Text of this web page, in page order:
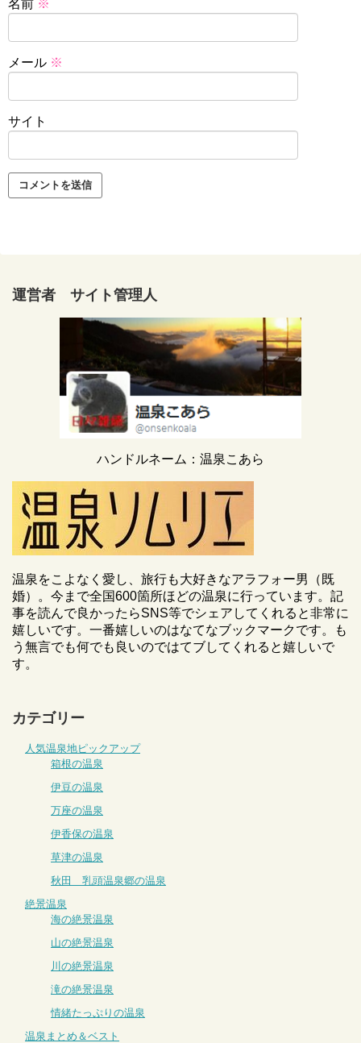
名前 ※
メール ※
サイト
運営者 サイト管理人
ハンドルネーム：温泉こあら
温泉をこよなく愛し、旅行も大好きなアラフォー男（既
婚）。今まで全国600箇所ほどの温泉に行っています。記
事を読んで良かったらSNS等でシェアしてくれると非常に
嬉しいです。一番嬉しいのはなてなブックマークです。も
う無言でも何でも良いのではてブしてくれると嬉しいで
す。
カテゴリー
人気温泉地ピックアップ
箱根の温泉
伊豆の温泉
万座の温泉
伊香保の温泉
草津の温泉
秋田 乳頭温泉郷の温泉
絶景温泉
海の絶景温泉
山の絶景温泉
川の絶景温泉
滝の絶景温泉
情緒たっぷりの温泉
温泉まとめ＆ベスト